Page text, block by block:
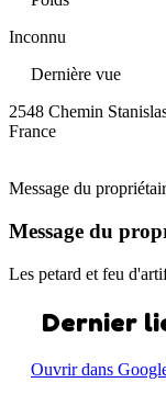
Inconnu
Dernière vue
2548 Chemin
France
Message du
Message du
Les petard et feu
Dernier
Ouvrir dans